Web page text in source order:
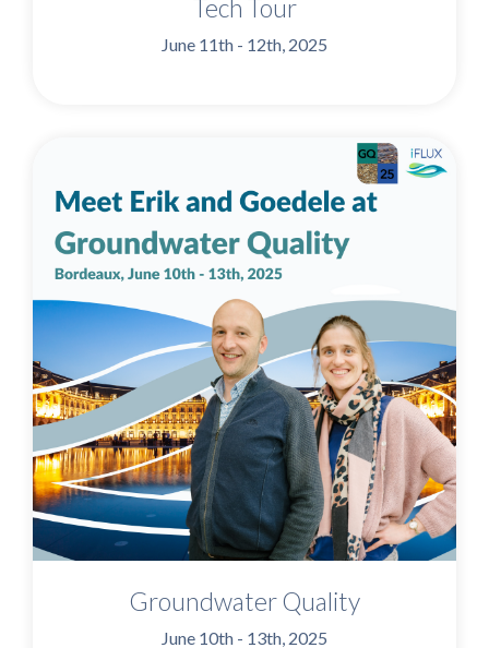
Tech Tour
June 11th - 12th, 2025
Groundwater Quality
June 10th - 13th, 2025